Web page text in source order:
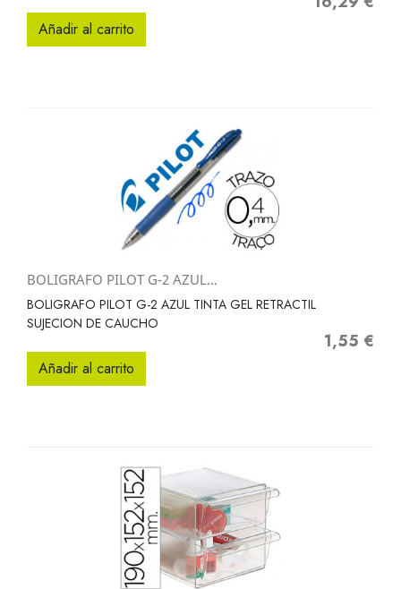
Añadir al carrito
BOLIGRAFO PILOT G-2 AZUL...
BOLIGRAFO PILOT G-2 AZUL TINTA GEL RETRACTIL
SUJECION DE CAUCHO
Precio
1,55 €
Añadir al carrito